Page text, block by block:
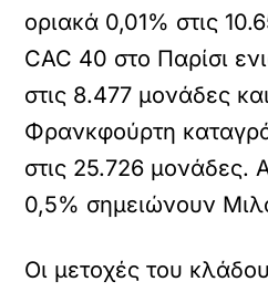
οριακά 0,01% στις
CAC 40 στο Παρίσι
στις 8.477 μονάδες
Φρανκφούρτη
στις 25.726 μονάδες.
0,5% σημειώνουν
Οι μετοχές του